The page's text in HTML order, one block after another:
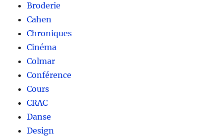
Broderie
Cahen
Chroniques
Cinéma
Colmar
Conférence
Cours
CRAC
Danse
Design